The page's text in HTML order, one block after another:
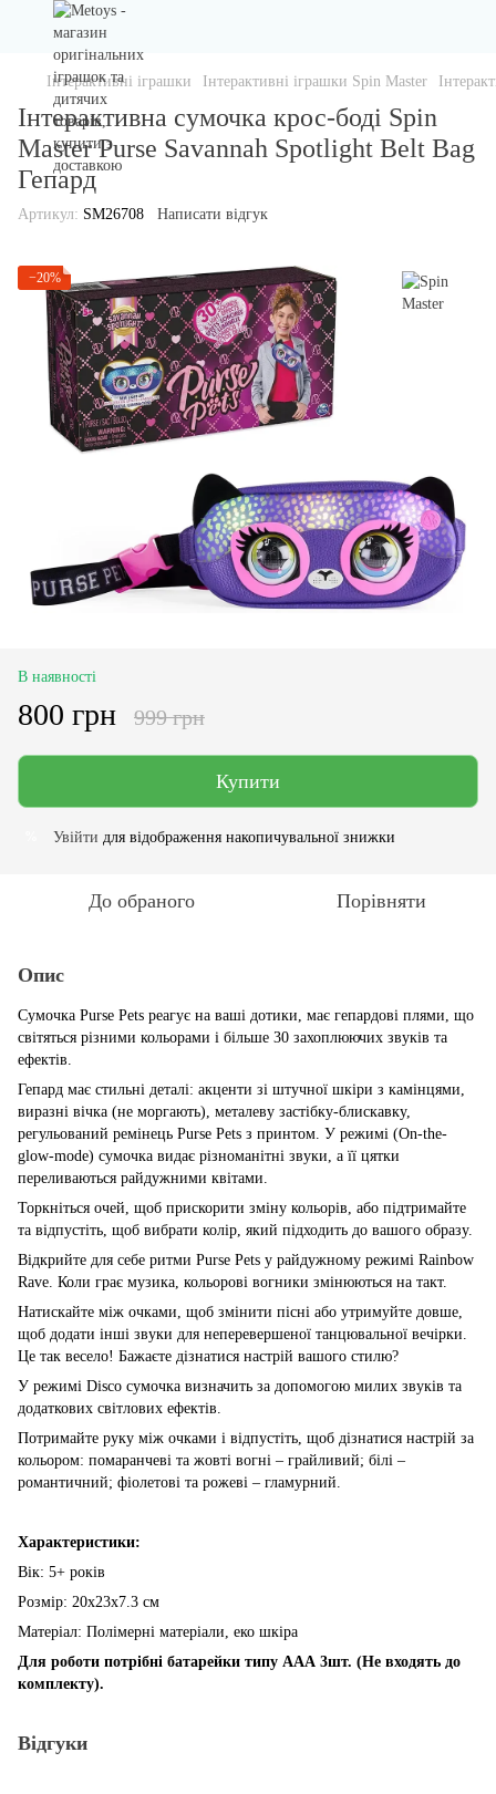
Інтерактивні іграшки Інтерактивні іграшки Spin Master
Інтерактивна сумочка крос-боді Spin
Master Purse Savannah Spotlight Belt Bag
Гепард
Артикул: SM26708 Написати відгук
−20%
В наявності
800 грн 999 грн
Купити
Увійти для відображення накопичувальної знижки
До обраного Порівняти
Опис
Сумочка Purse Pets реагує на ваші дотики, має гепардові плями, що
світяться різними кольорами і більше 30 захоплюючих звуків та
ефектів.
Гепард має стильні деталі: акценти зі штучної шкіри з камінцями,
виразні вічка (не моргають), металеву застібку-блискавку,
регульований ремінець Purse Pets з принтом. У режимі (On-the-
glow-mode) сумочка видає різноманітні звуки, а її цятки
переливаються райдужними квітами.
Торкніться очей, щоб прискорити зміну кольорів, або підтримайте
та відпустіть, щоб вибрати колір, який підходить до вашого образу.
Відкрийте для себе ритми Purse Pets у райдужному режимі Rainbow
Rave. Коли грає музика, кольорові вогники змінюються на такт.
Натискайте між очками, щоб змінити пісні або утримуйте довше,
щоб додати інші звуки для неперевершеної танцювальної вечірки.
Це так весело! Бажаєте дізнатися настрій вашого стилю?
У режимі Disco сумочка визначить за допомогою милих звуків та
додаткових світлових ефектів.
Потримайте руку між очками і відпустіть, щоб дізнатися настрій за
кольором: помаранчеві та жовті вогні – грайливий; білі –
романтичний; фіолетові та рожеві – гламурний.
Характеристики:
Вік: 5+ років
Розмір: 20х23х7.3 см
Матеріал: Полімерні матеріали, еко шкіра
Для роботи потрібні батарейки типу ААА 3шт. (Не входять до
комплекту).
Відгуки